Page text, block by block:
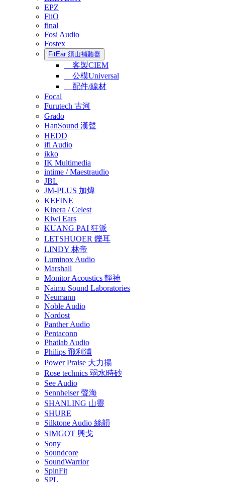
EPZ
FiiO
final
Fosi Audio
Fostex
FitEar 須山補聽器
客製CIEM
公模Universal
配件/線材
Focal
Furutech 古河
Grado
HanSound 漢聲
HEDD
ifi Audio
ikko
IK Multimedia
intime / Maestraudio
JBL
JM-PLUS 加煒
KEFINE
Kinera / Celest
Kiwi Ears
KUANG PAI 狂派
LETSHUOER 鑠耳
LINDY 林帝
Luminox Audio
Marshall
Monitor Acoustics 靜神
Naimu Sound Laboratories
Neumann
Noble Audio
Nordost
Panther Audio
Pentaconn
Phatlab Audio
Philips 飛利浦
Power Praise 大力揚
Rose technics 弱水時砂
See Audio
Sennheiser 聲海
SHANLING 山靈
SHURE
Silktone Audio 絲韻
SIMGOT 興戈
Sony
Soundcore
SoundWarrior
SpinFit
SPL